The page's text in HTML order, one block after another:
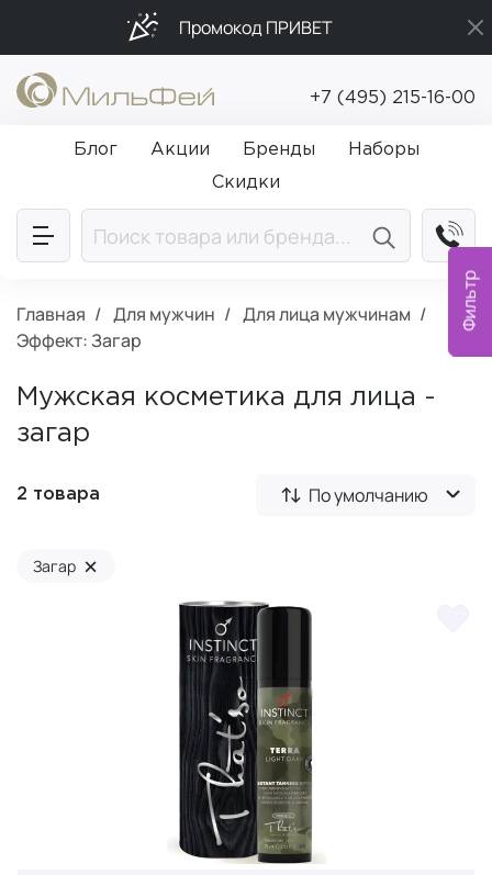
Фильтр
Промокод ПРИВЕТ
Бесплатная доставка от 5 000₽
Подарки в каждый заказ от 5 000₽
+7 (495) 215-16-00
Блог Акции Бренды
Наборы
Скидки
Главная Для мужчин
Для лица мужчинам
Эффект: Загар
Мужская косметика для лица -
загар
2 товара По умолчанию
Загар ×